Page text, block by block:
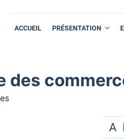
ACCUEIL PRÉSENTATION
des
A